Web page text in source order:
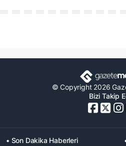
© Copyright 2026
Bizi Takip
• Son Dakika Haberleri